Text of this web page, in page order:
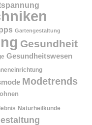
Gartengestaltung
Gesundheit
Gesundheitswesen
Modetrends
Naturheilkunde